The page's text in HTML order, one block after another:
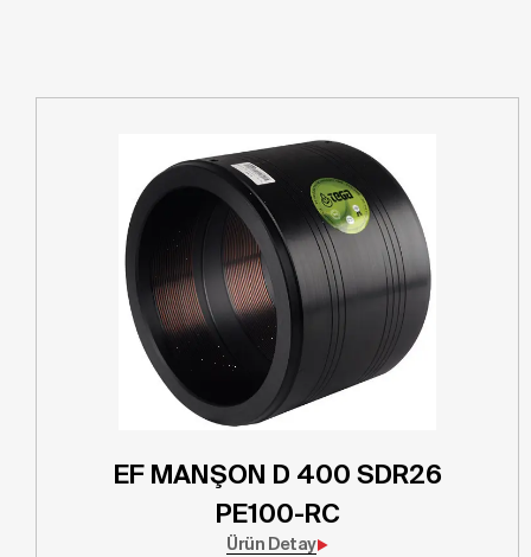
EF MANŞON D 400 SDR26
PE100-RC
Ürün Detay